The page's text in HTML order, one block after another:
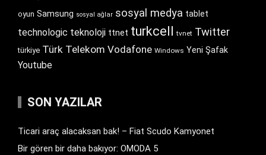
oyun Samsung sosyal ağlar sosyal medya tablet
technologic teknoloji ttnet turkcell tvnet Twitter
türkiye Türk Telekom Vodafone Windows Yeni Şafak
Youtube
SON YAZILAR
Ticari araç alacaksan bak! – Fiat Scudo Kamyonet
Bir gören bir daha bakıyor: OMODA 5